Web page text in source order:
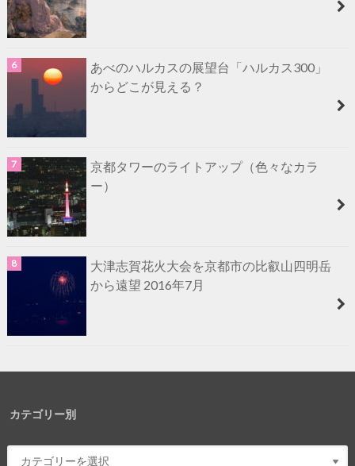
あべのハルカスの展望台「ハルカス300」
からどこが見える？
京都タワーのライトアップ（色々なカラ
ー）
大津志賀花火大会を京都市の比叡山四明岳
から遠望 2016年7月
カテゴリー別